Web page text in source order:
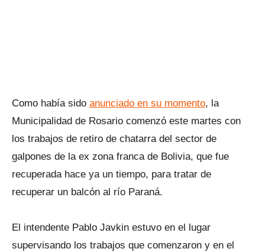
Como había sido anunciado en su momento, la
Municipalidad de Rosario comenzó este martes con
los trabajos de retiro de chatarra del sector de
galpones de la ex zona franca de Bolivia, que fue
recuperada hace ya un tiempo, para tratar de
recuperar un balcón al río Paraná.
El intendente Pablo Javkin estuvo en el lugar
supervisando los trabajos que comenzaron y en el